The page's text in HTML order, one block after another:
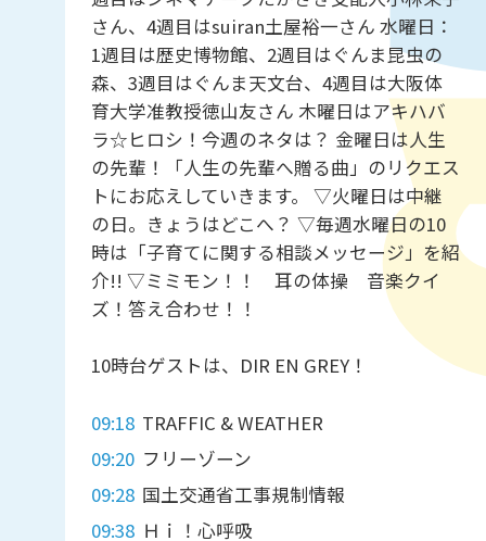
さん、4週目はsuiran土屋裕一さん 水曜日：
1週目は歴史博物館、2週目はぐんま昆虫の
森、3週目はぐんま天文台、4週目は大阪体
育大学准教授徳山友さん 木曜日はアキハバ
ラ☆ヒロシ！今週のネタは？ 金曜日は人生
の先輩！「人生の先輩へ贈る曲」のリクエス
トにお応えしていきます。 ▽火曜日は中継
の日。きょうはどこへ？ ▽毎週水曜日の10
時は「子育てに関する相談メッセージ」を紹
介!! ▽ミミモン！！ 耳の体操 音楽クイ
ズ！答え合わせ！！
10時台ゲストは、DIR EN GREY！
09:18 TRAFFIC & WEATHER
09:20 フリーゾーン
09:28 国土交通省工事規制情報
09:38 Ｈｉ！心呼吸